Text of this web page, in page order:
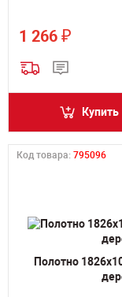
1 266 ₽
Купить
Код товара: 795096
Полотно